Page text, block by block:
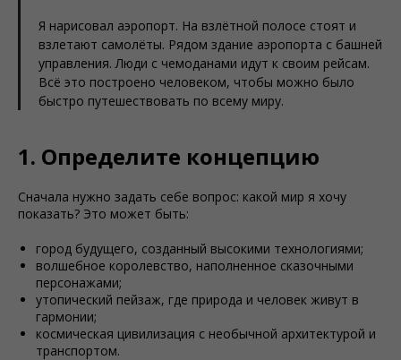
Я нарисовал аэропорт. На взлётной полосе стоят и
взлетают самолёты. Рядом здание аэропорта с башней
управления. Люди с чемоданами идут к своим рейсам.
Всё это построено человеком, чтобы можно было
быстро путешествовать по всему миру.
1. Определите концепцию
Сначала нужно задать себе вопрос: какой мир я хочу
показать? Это может быть:
город будущего, созданный высокими технологиями;
волшебное королевство, наполненное сказочными
персонажами;
утопический пейзаж, где природа и человек живут в
гармонии;
космическая цивилизация с необычной архитектурой и
транспортом.